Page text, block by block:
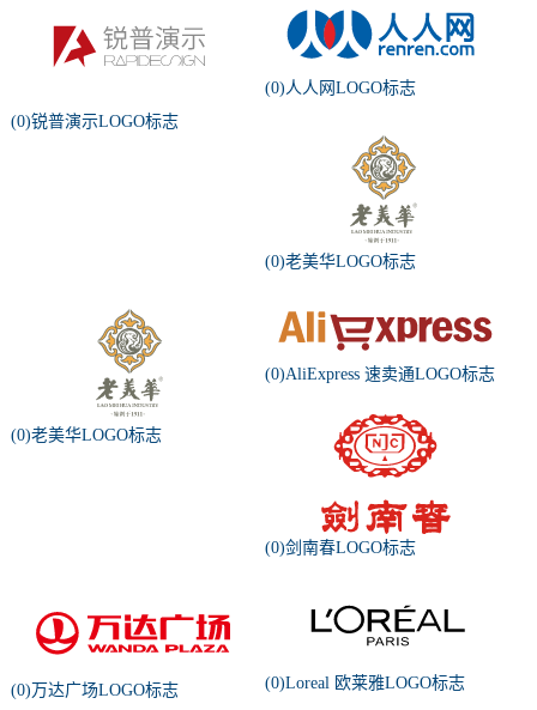
(0)锐普演示LOGO标志
(0)人人网LOGO标志
(0)老美华LOGO标志
(0)老美华LOGO标志
(0)AliExpress 速卖通LOGO标志
(0)剑南春LOGO标志
(0)万达广场LOGO标志 (0)Loreal 欧莱雅LOGO标志